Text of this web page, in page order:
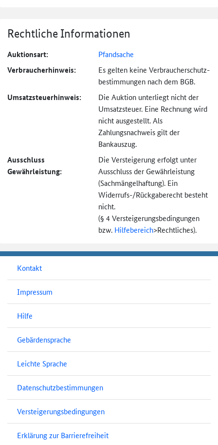
Rechtliche Informationen
Auktionsart: Pfandsache
Verbraucher­hinweis:
Es gelten keine Verbraucher­schutz­
bestimmungen nach dem BGB.
Umsatzsteuer­hinweis:
Die Auktion unterliegt nicht der
Umsatzsteuer. Eine Rechnung wird
nicht ausgestellt. Als
Zahlungsnachweis gilt der
Bankauszug.
Ausschluss
Gewährleistung:
Die Versteigerung erfolgt unter
Ausschluss der Gewährleistung
(Sachmängel­haftung). Ein
Widerrufs-/Rückgaberecht besteht
nicht.
(§ 4 Versteigerungs­bedingungen
bzw. Hilfebereich>Rechtliches).
Kontakt
Impressum
Hilfe
Gebärdensprache
Leichte Sprache
Datenschutzbestimmungen
Versteigerungsbedingungen
Erklärung zur Barrierefreiheit